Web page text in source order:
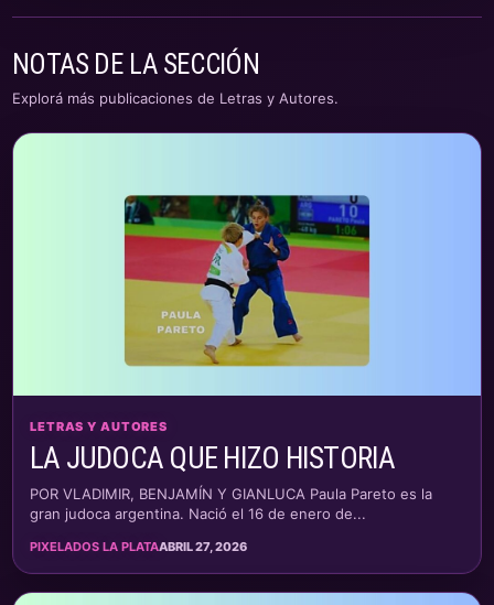
NOTAS DE LA SECCIÓN
Explorá más publicaciones de Letras y Autores.
LETRAS Y AUTORES
LA JUDOCA QUE HIZO HISTORIA
POR VLADIMIR, BENJAMÍN Y GIANLUCA Paula Pareto es la
gran judoca argentina. Nació el 16 de enero de...
PIXELADOS LA PLATAABRIL 27, 2026